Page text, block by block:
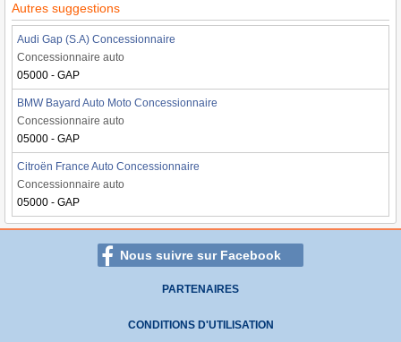
Autres suggestions
Audi Gap (S.A) Concessionnaire
Concessionnaire auto
05000 - GAP
BMW Bayard Auto Moto Concessionnaire
Concessionnaire auto
05000 - GAP
Citroën France Auto Concessionnaire
Concessionnaire auto
05000 - GAP
Nous suivre sur Facebook
PARTENAIRES
CONDITIONS D'UTILISATION